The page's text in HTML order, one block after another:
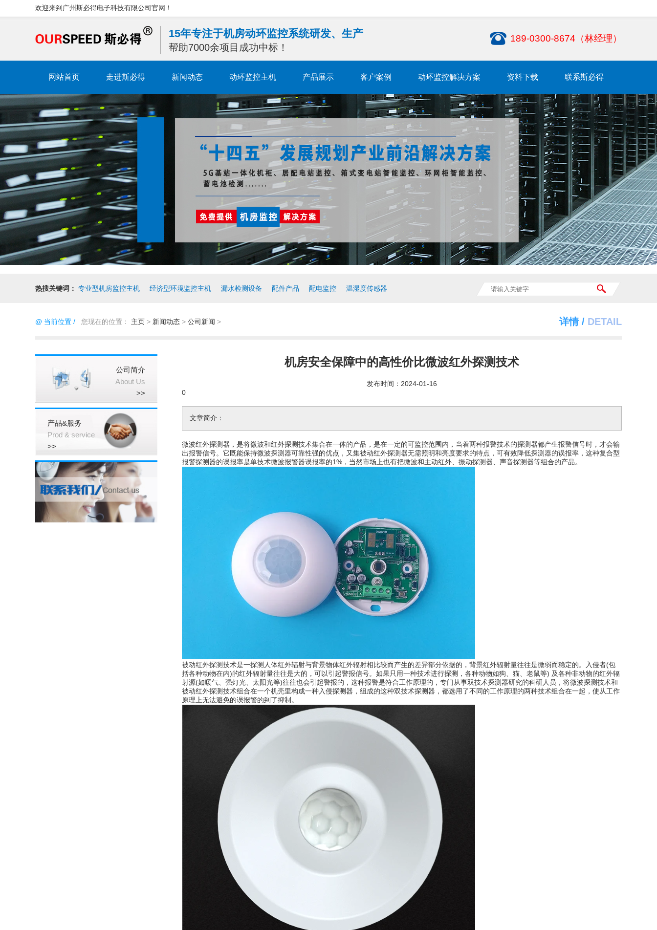
欢迎来到广州斯必得电子科技有限公司官网！
15年专注于机房动环监控系统研发、生产
帮助7000余项目成功中标！
189-0300-8674（林经理）
网站首页 走进斯必得 新闻动态 动环监控主机 产品展示 客户案例 动环监控解决方案 资料下载 联系斯必得
热搜关键词： 专业型机房监控主机 经济型环境监控主机 漏水检测设备 配件产品 配电监控 温湿度传感器
@ 当前位置 / 您现在的位置： 主页 > 新闻动态 > 公司新闻 > 详情 / DETAIL
公司简介
About Us
>>
产品&服务
Prod & service
>>
机房安全保障中的高性价比微波红外探测技术
发布时间：2024-01-16
0
文章简介：
微波红外探测器，是将微波和红外探测技术集合在一体的产品，是在一定的可监控范围内，当着两种报警技术的探测器都产生报警信号时，才会输
出报警信号。它既能保持微波探测器可靠性强的优点，又集被动红外探测器无需照明和亮度要求的特点，可有效降低探测器的误报率，这种复合型
报警探测器的误报率是单技术微波报警器误报率的1%，当然市场上也有把微波和主动红外、振动探测器、声音探测器等组合的产品。
被动红外探测技术是一探测人体红外辐射与背景物体红外辐射相比较而产生的差异部分依据的，背景红外辐射量往往是微弱而稳定的。入侵者(包
括各种动物在内)的红外辐射量往往是大的，可以引起警报信号。如果只用一种技术进行探测，各种动物如狗、猫、老鼠等) 及各种非动物的红外辐
射源(如暖气、强灯光、太阳光等)往往也会引起警报的，这种报警是符合工作原理的，专门从事双技术探测器研究的科研人员，将微波探测技术和
被动红外探测技术组合在一个机壳里构成一种入侵探测器，组成的这种双技术探测器，都选用了不同的工作原理的两种技术组合在一起，使从工作
原理上无法避免的误报警的到了抑制。